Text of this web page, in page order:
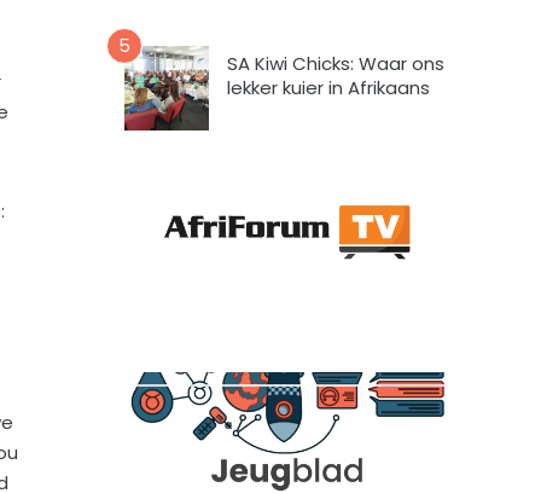
t
o
e
i
n
r
5
SA Kiwi Chicks: Waar ons
lekker kuier in Afrikaans